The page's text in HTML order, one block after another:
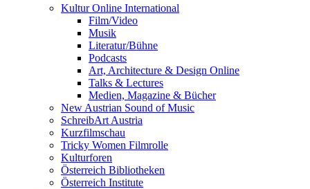
Kultur Online International
Film/Video
Musik
Literatur/Bühne
Podcasts
Art, Architecture & Design Online
Talks & Lectures
Medien, Magazine & Bücher
New Austrian Sound of Music
SchreibArt Austria
Kurzfilmschau
Tricky Women Filmrolle
Kulturforen
Österreich Bibliotheken
Österreich Institute